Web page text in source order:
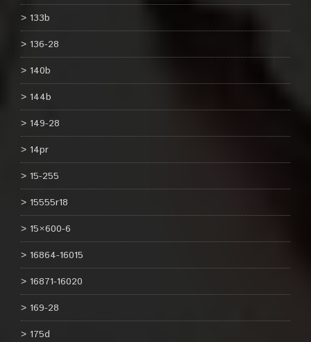
133b
136-28
140b
144b
149-28
14pr
15-255
15555r18
15×600-6
16864-16015
16871-16020
169-28
175d